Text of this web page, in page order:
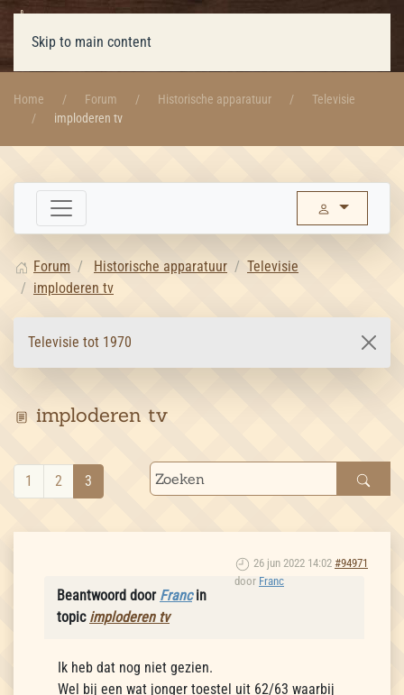
Skip to main content
Home Forum Historische apparatuur
Televisie
imploderen tv
Forum Historische apparatuur
Televisie
imploderen tv
Televisie tot 1970
imploderen tv
1 2 3
26 jun 2022 14:02 #94971
door Franc
Beantwoord door Francin
topic imploderen tv
Ik heb dat nog niet gezien.
Wel bij een wat jonger toestel uit 62/63 waarbij